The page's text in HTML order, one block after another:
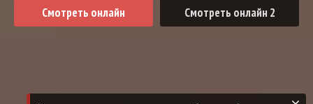
Смотреть онлайн Смотреть онлайн 2